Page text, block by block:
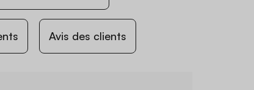
Avis des clients